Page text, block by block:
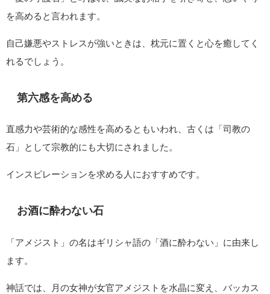
を高めると言われます。
自己嫌悪やストレスが強いときは、枕元に置くと心を癒してく
れるでしょう。
第六感を高める
直感力や芸術的な感性を高めるともいわれ、古くは「司教の
石」として宗教的にも大切にされました。
インスピレーションを求める人におすすめです。
お酒に酔わない石
「アメジスト」の名はギリシャ語の「酒に酔わない」に由来し
ます。
神話では、月の女神が女官アメジストを水晶に変え、バッカス